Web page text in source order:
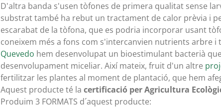
D'altra banda s'usen tòfones de primera qualitat sense
substrat també ha rebut un tractament de calor prèvia i
escarabat de la tòfona, que es podria incorporar usant
coneixem més a fons com s'intercanvien nutrients arbre i
Quevedo hem desenvolupat un bioestimulant bacterià
desenvolupament miceliar. Així mateix, fruit d'un altre
fertilitzar les plantes al moment de plantació, que hem
Aquest producte té lacertificació per Agricultura
Produim 3 FORMATS d´aquest producte: